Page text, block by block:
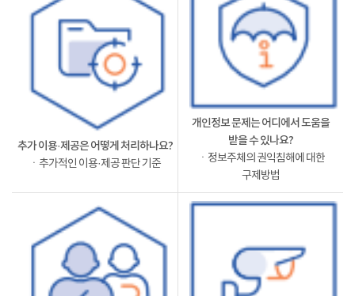
추가 이용·제공은 어떻게 처리하나요?
ㆍ추가적인 이용·제공 판단 기준
개인정보 문제는 어디에서 도움을
받을 수 있나요?
ㆍ정보주체의 권익침해에 대한
구제방법